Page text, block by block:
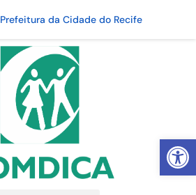
Abrir
Prefeitura da Cidade do Recife